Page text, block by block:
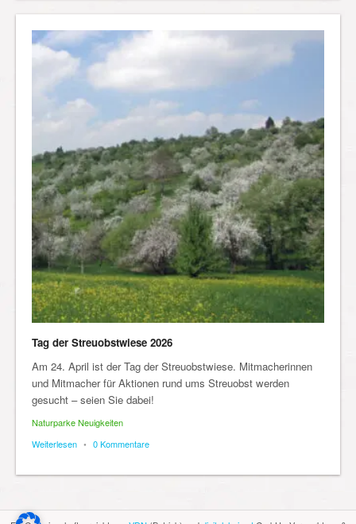
Tag der Streuobstwiese 2026
Am 24. April ist der Tag der Streuobstwiese. Mitmacherinnen
und Mitmacher für Aktionen rund ums Streuobst werden
gesucht – seien Sie dabei!
Naturparke Neuigkeiten
Weiterlesen • 0 Kommentare